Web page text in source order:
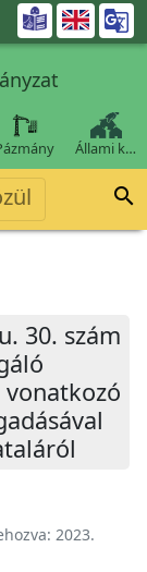

Állami k…

30. szám
2023.